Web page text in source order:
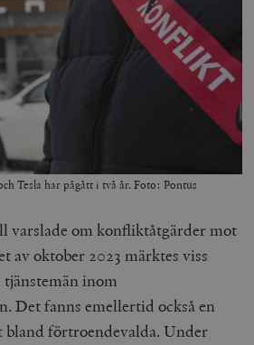
Tesla har pågått i två år. Foto: Pontus
varslade om konfliktåtgärder mot
av oktober 2023 märktes viss
inom
Det fanns emellertid också en
förtroendevalda. Under